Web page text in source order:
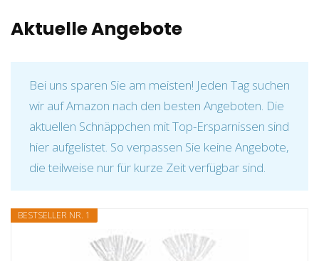
Aktuelle Angebote
Bei uns sparen Sie am meisten! Jeden Tag suchen
wir auf Amazon nach den besten Angeboten. Die
aktuellen Schnäppchen mit Top-Ersparnissen sind
hier aufgelistet. So verpassen Sie keine Angebote,
die teilweise nur für kurze Zeit verfügbar sind.
BESTSELLER NR. 1